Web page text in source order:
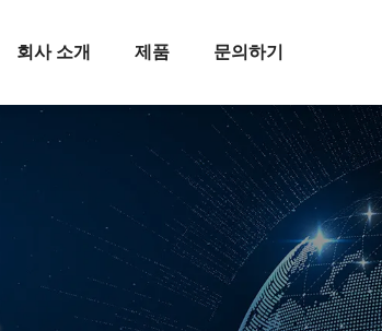
회사 소개 제품 문의하기